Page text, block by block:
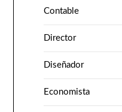
Contable
Director
Diseñador
Economista